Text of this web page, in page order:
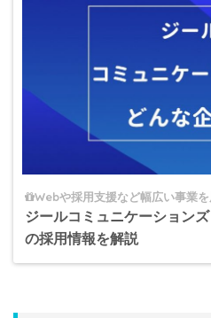
Webや採用支援など幅広い事業を
ジールコミュニケーション
の採用情報を解説